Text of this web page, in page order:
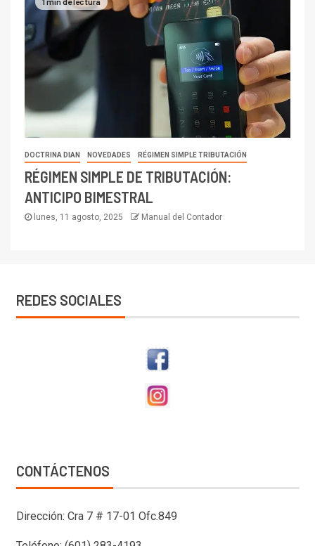
DOCTRINA DIAN NOVEDADES RÉGIMEN SIMPLE TRIBUTACIÓN
RÉGIMEN SIMPLE DE TRIBUTACIÓN:
ANTICIPO BIMESTRAL
lunes, 11 agosto, 2025 Manual del Contador
REDES SOCIALES
CONTÁCTENOS
Dirección: Cra 7 # 17-01 Ofc.849